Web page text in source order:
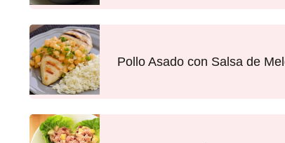
Pollo Asado con Salsa de